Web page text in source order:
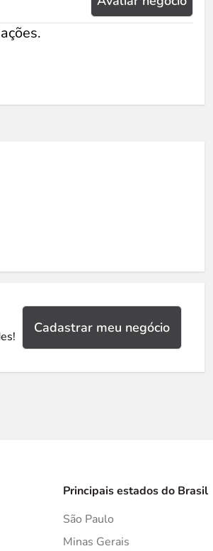
Cadastrar meu negócio
Principais estados do Brasil
São Paulo
Minas Gerais